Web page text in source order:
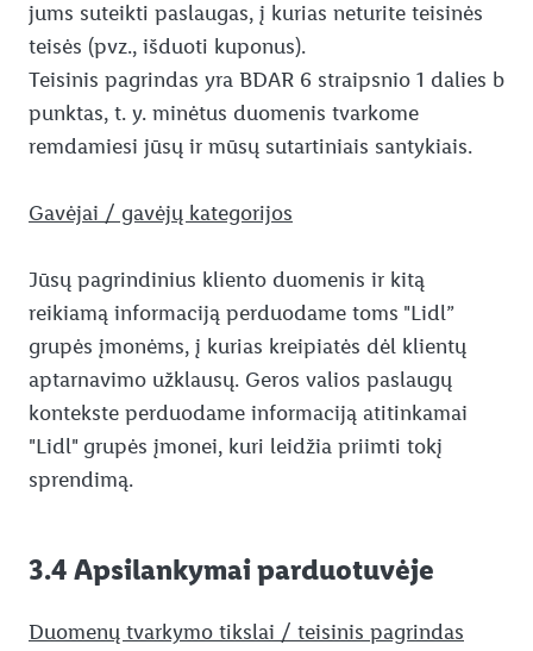
jums suteikti paslaugas, į kurias neturite teisinės
teisės (pvz., išduoti kuponus).
Teisinis pagrindas yra BDAR 6 straipsnio 1 dalies b
punktas, t. y. minėtus duomenis tvarkome
remdamiesi jūsų ir mūsų sutartiniais santykiais.
Gavėjai / gavėjų kategorijos
Jūsų pagrindinius kliento duomenis ir kitą
reikiamą informaciją perduodame toms "Lidl”
grupės įmonėms, į kurias kreipiatės dėl klientų
aptarnavimo užklausų. Geros valios paslaugų
kontekste perduodame informaciją atitinkamai
"Lidl" grupės įmonei, kuri leidžia priimti tokį
sprendimą.
3.4 Apsilankymai parduotuvėje
Duomenų tvarkymo tikslai / teisinis pagrindas